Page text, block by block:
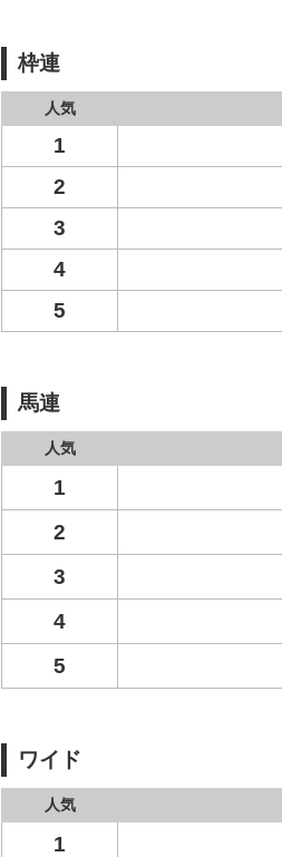
枠連
人気
1
2
3
4
5
馬連
人気
1
2
3
4
5
ワイド
人気
1